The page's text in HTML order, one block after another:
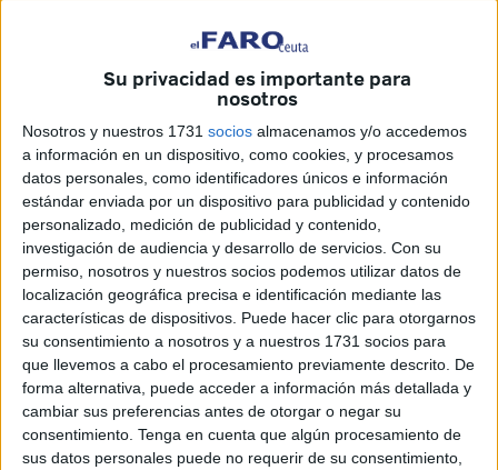
Su privacidad es importante para
nosotros
Nosotros y nuestros 1731 socios almacenamos y/o accedemos
a información en un dispositivo, como cookies, y procesamos
datos personales, como identificadores únicos e información
estándar enviada por un dispositivo para publicidad y contenido
personalizado, medición de publicidad y contenido,
investigación de audiencia y desarrollo de servicios. Con su
permiso, nosotros y nuestros socios podemos utilizar datos de
localización geográfica precisa e identificación mediante las
características de dispositivos. Puede hacer clic para otorgarnos
su consentimiento a nosotros y a nuestros 1731 socios para
que llevemos a cabo el procesamiento previamente descrito. De
forma alternativa, puede acceder a información más detallada y
cambiar sus preferencias antes de otorgar o negar su
consentimiento. Tenga en cuenta que algún procesamiento de
sus datos personales puede no requerir de su consentimiento,
Imagen de Archivo
El pasado día 8 de octubre se produjo un rescate a 38
inmigrantes magrebíes que fue llevado a cabo por la
Guardia Civilcuando estas personas se disponían a
entrar, de manera irregular, en territorio español. Para Vox
Ceuta, este es un motivo de peso como para protestar por
ello en el próximo pleno de control y cuestionar al
Gobierno "hasta cuándo va a tener que soportar la
sociedad ceutí este fenómeno ilegal". Por ello, desde la
formación de Abascal se preguntan, tal y como han
indicado a través de una nota de prensa, "cuánto tiempo